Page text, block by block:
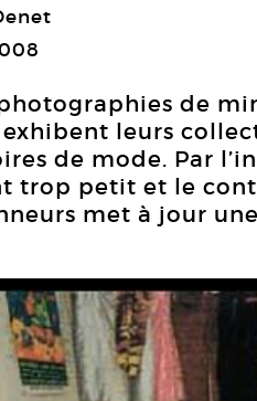
de
leurs
de mode. Par
trop petit et le
met à jour